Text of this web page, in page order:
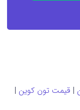
| قیمت تون کوین |